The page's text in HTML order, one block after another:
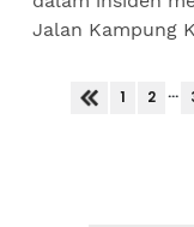
Jalan Kampung
Zuriana 1 2 ...